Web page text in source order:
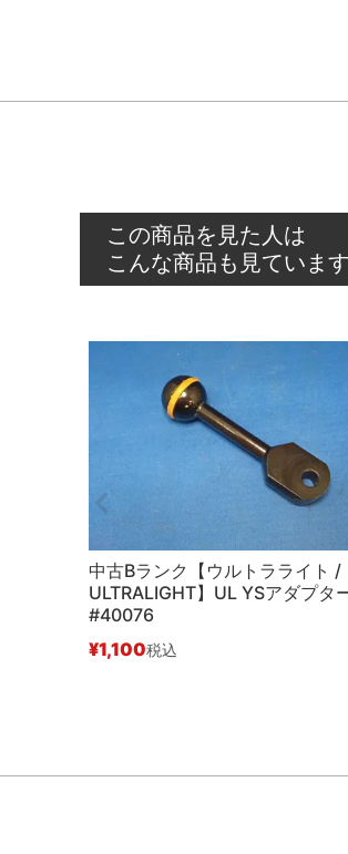
この商品を見た人は
こんな商品も見ています
中古Bランク【ウルトラライト /
ULTRALIGHT】UL YSアダプタ
#40076
¥1,100税込